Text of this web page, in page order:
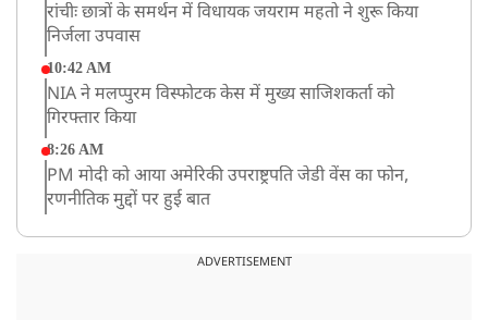
रांचीः छात्रों के समर्थन में विधायक जयराम महतो ने शुरू किया
निर्जला उपवास
10:42 AM
NIA ने मलप्पुरम विस्फोटक केस में मुख्य साजिशकर्ता को
गिरफ्तार किया
8:26 AM
PM मोदी को आया अमेरिकी उपराष्ट्रपति जेडी वेंस का फोन,
रणनीतिक मुद्दों पर हुई बात
रांची: छात्रों और झारखंड सरकार के बीच आज होगी तीसरे दौर
ADVERTISEMENT